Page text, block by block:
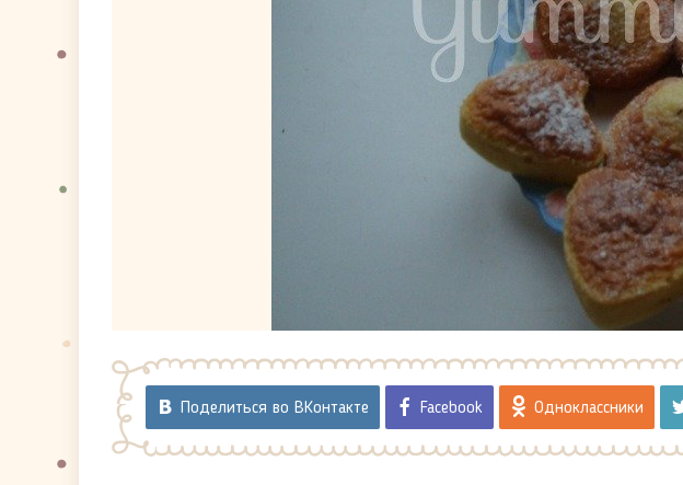
Поделиться во ВКонтакте Facebook Одноклассники